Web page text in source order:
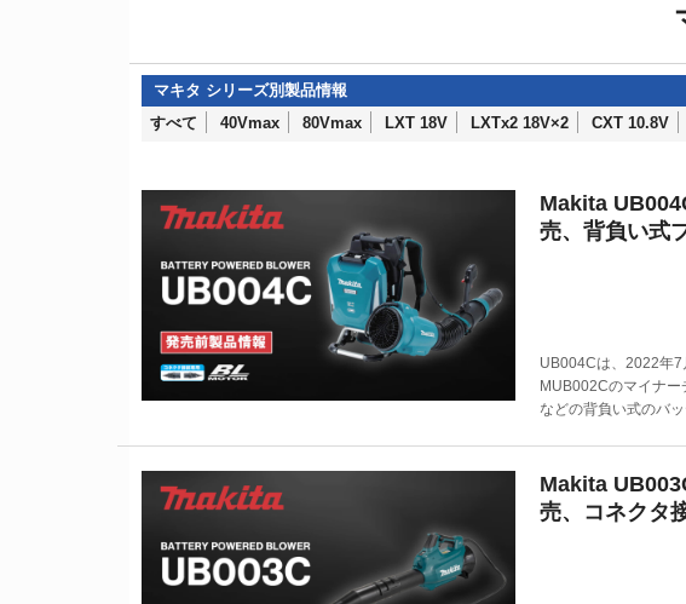
すべて 40Vmax 80Vmax LXT 18V LXTx2 18V×2 CXT 10.8V
Makita
売、背負い式
UB004Cは、2022年7
MUB002Cのマイナ
などの背負い式のバ
Makita
売、コネクタ